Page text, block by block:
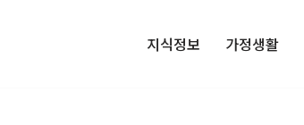
지식정보 가정생활